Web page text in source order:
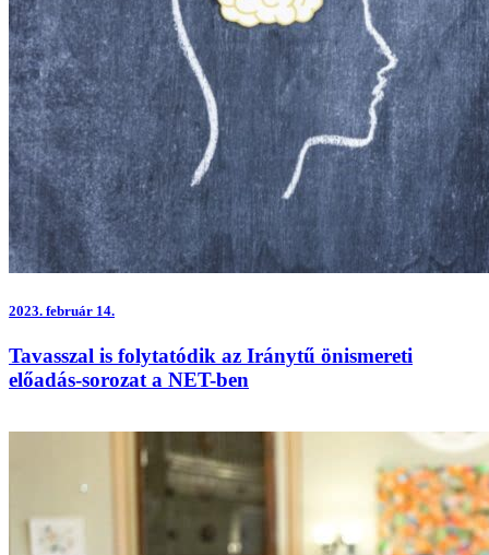
2023. február 14.
Tavasszal is folytatódik az Iránytű önismereti
előadás-sorozat a NET-ben